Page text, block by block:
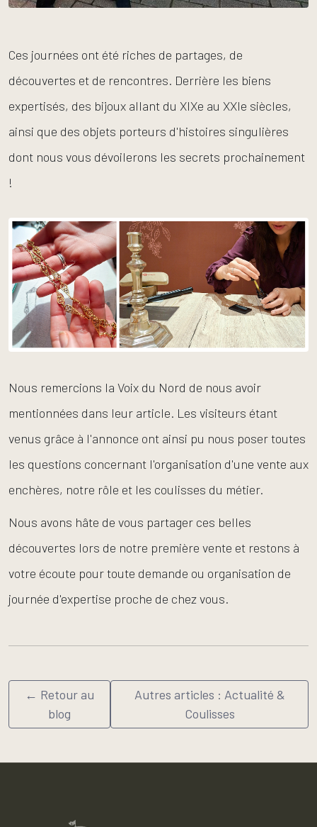
Ces journées ont été riches de partages, de
découvertes et de rencontres. Derrière les biens
expertisés, des bijoux allant du XIXe au XXIe siècles,
ainsi que des objets porteurs d'histoires singulières
dont nous vous dévoilerons les secrets prochainement
!
Nous remercions la Voix du Nord de nous avoir
mentionnées dans leur article. Les visiteurs étant
venus grâce à l'annonce ont ainsi pu nous poser toutes
les questions concernant l'organisation d'une vente aux
enchères, notre rôle et les coulisses du métier.
Nous avons hâte de vous partager ces belles
découvertes lors de notre première vente et restons à
votre écoute pour toute demande ou organisation de
journée d'expertise proche de chez vous.
← Retour au
blog
Autres articles : Actualité &
Coulisses